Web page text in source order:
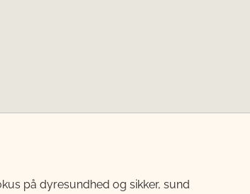
på dyresundhed og sikker, sund